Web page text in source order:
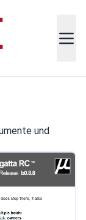
und